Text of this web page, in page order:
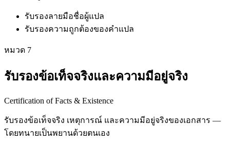
รับรองลายมือชื่อผู้แปล
รับรองความถูกต้องของคำแปล
หมวด 7
รับรองข้อเท็จจริงและความมีอยู่จริง
Certification of Facts & Existence
รับรองข้อเท็จจริง เหตุการณ์ และความมีอยู่จริงของเอกสาร —
โดยทนายเป็นพยานด้วยตนเอง